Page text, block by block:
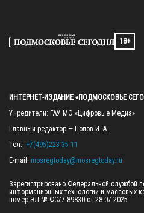
18+
ИНТЕРНЕТ-ИЗДАНИЕ «ПОДМОСКОВЬЕ
Учредители: ГАУ МО «Цифровые Медиа»
Главный редактор — Попов И. А.
Тел.: +7(495)223-35-11
E-mail: mosregtoday@mosregtoday.ru
Зарегистрировано Федеральной службой
информационных технологий и массовых
номер ЭЛ № ФС77-89830 от 28.07.2025